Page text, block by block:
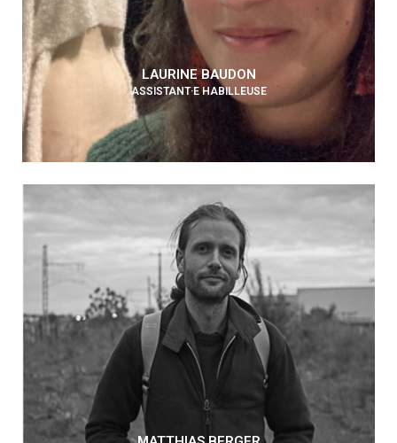
LAURINE BAUDON
ASSISTANT·E HABILLEUSE